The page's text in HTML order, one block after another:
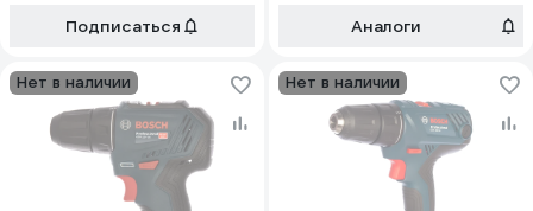
Подписаться Аналоги
Нет в наличии Нет в наличии